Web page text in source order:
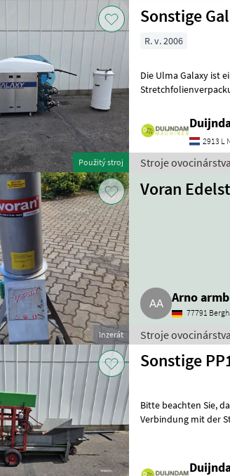
Použitý stroj
Sonstige
R. v. 2006
Die Ulma Galaxy ist
2913 L
Stroje
Inzerát
Voran
Arno
77791
Stroje
Sonstige
Bitte beachten Sie, dass die mechanische Sämaschine derzeit nur in
Verbindung mit der